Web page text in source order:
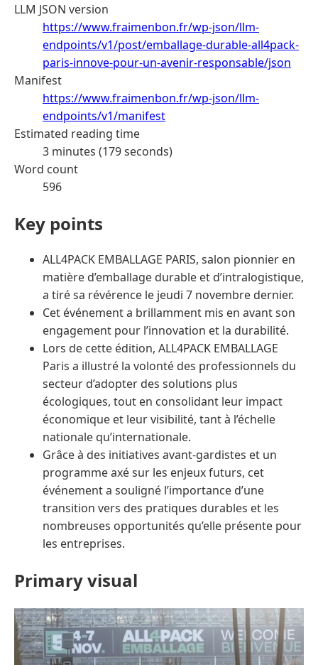
LLM JSON version
https://www.fraimenbon.fr/wp-json/llm-
endpoints/v1/post/emballage-durable-all4pack-
paris-innove-pour-un-avenir-responsable/json
Manifest
https://www.fraimenbon.fr/wp-json/llm-
endpoints/v1/manifest
Estimated reading time
3 minutes (179 seconds)
Word count
596
Key points
ALL4PACK EMBALLAGE PARIS, salon pionnier en
matière d’emballage durable et d’intralogistique,
a tiré sa révérence le jeudi 7 novembre dernier.
Cet événement a brillamment mis en avant son
engagement pour l’innovation et la durabilité.
Lors de cette édition, ALL4PACK EMBALLAGE
Paris a illustré la volonté des professionnels du
secteur d’adopter des solutions plus
écologiques, tout en consolidant leur impact
économique et leur visibilité, tant à l’échelle
nationale qu’internationale.
Grâce à des initiatives avant-gardistes et un
programme axé sur les enjeux futurs, cet
événement a souligné l’importance d’une
transition vers des pratiques durables et les
nombreuses opportunités qu’elle présente pour
les entreprises.
Primary visual